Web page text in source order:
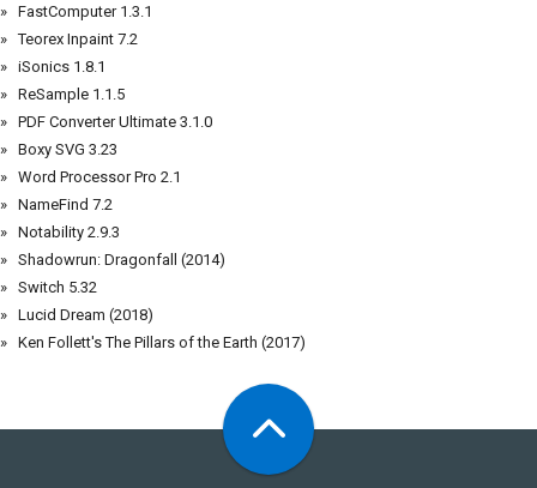
FastComputer 1.3.1
Teorex Inpaint 7.2
iSonics 1.8.1
ReSample 1.1.5
PDF Converter Ultimate 3.1.0
Boxy SVG 3.23
Word Processor Pro 2.1
NameFind 7.2
Notability 2.9.3
Shadowrun: Dragonfall (2014)
Switch 5.32
Lucid Dream (2018)
Ken Follett's The Pillars of the Earth (2017)